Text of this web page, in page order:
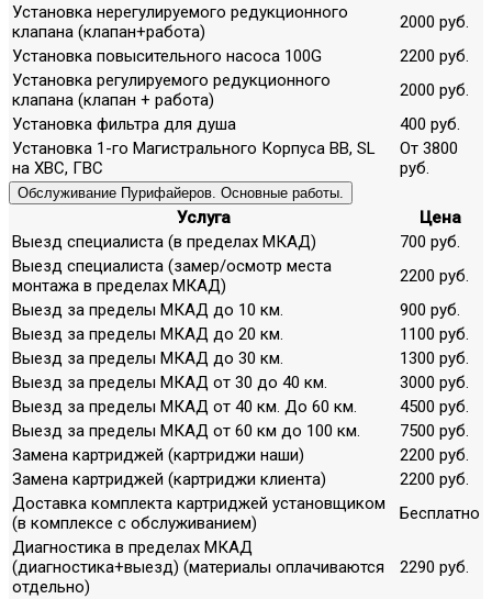
Установка нерегулируемого редукционного
клапана (клапан+работа)
2000 руб.
Установка повысительного насоса 100G
2200 руб.
Установка регулируемого редукционного
клапана (клапан + работа)
2000 руб.
Установка фильтра для душа
400 руб.
Установка 1-го Магистрального Корпуса ВВ, SL
на ХВС, ГВС
От 3800
руб.
Обслуживание Пурифайеров. Основные работы.
Услуга
Цена
Выезд специалиста (в пределах МКАД)
700 руб.
Выезд специалиста (замер/осмотр места
монтажа в пределах МКАД)
2200 руб.
Выезд за пределы МКАД до 10 км.
900 руб.
Выезд за пределы МКАД до 20 км.
1100 руб.
Выезд за пределы МКАД до 30 км.
1300 руб.
Выезд за пределы МКАД от 30 до 40 км.
3000 руб.
Выезд за пределы МКАД от 40 км. До 60 км.
4500 руб.
Выезд за пределы МКАД от 60 км до 100 км.
7500 руб.
Замена картриджей (картриджи наши)
2200 руб.
Замена картриджей (картриджи клиента)
2200 руб.
Доставка комплекта картриджей установщиком
(в комплексе с обслуживанием)
Бесплатно
Диагностика в пределах МКАД
(диагностика+выезд) (материалы оплачиваются
отдельно)
2290 руб.